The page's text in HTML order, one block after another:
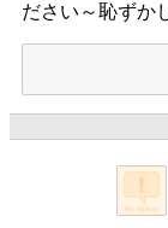
ださい～恥ずか